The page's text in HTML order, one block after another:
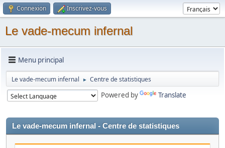
Connexion Inscrivez-vous
Le vade-mecum infernal
Menu principal
Le vade-mecum infernal ► Centre de statistiques
Powered by Translate
Le vade-mecum infernal - Centre de statistiques